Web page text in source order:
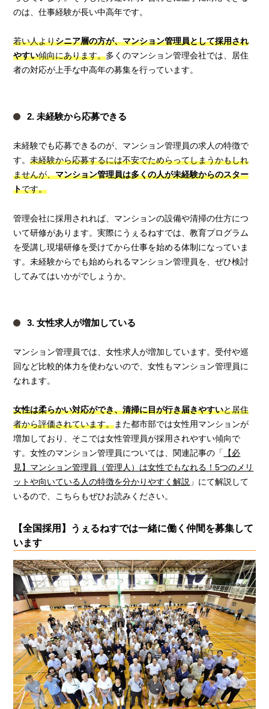
のは、仕事経験が長い中高年です。
若い人よりシニア層の方が、マンション管理員として採用され
やすい傾向にあります。多くのマンション管理会社では、居住
者の対応が上手な中高年の募集を行っています。
2. 未経験から応募できる
未経験でも応募できるのが、マンション管理員の求人の特徴で
す。未経験から応募するには不安でためらってしまうかもしれ
ませんが、マンション管理員は多くの人が未経験からのスター
トです。
管理会社に採用されれば、マンションの設備や清掃の仕方につ
いて研修があります。実際にうぇるねすでは、教育プログラム
を受講し現場研修を受けてから仕事を始める体制になっていま
す。未経験からでも始められるマンション管理員を、ぜひ検討
してみてはいかがでしょうか。
3. 女性求人が増加している
マンション管理員では、女性求人が増加しています。受付や巡
回など比較的体力を使わないので、女性もマンション管理員に
なれます。
女性は柔らかい対応ができ、清掃に目が行き届きやすいと居住
者から評価されています。また都市部では女性用マンションが
増加しており、そこでは女性管理員が採用されやすい傾向で
す。女性のマンション管理員については、関連記事の「
【必
見】マンション管理員（管理人）は女性でもなれる！5つのメリ
ットや向いている人の特徴を分かりやすく解説 」にて解説して
いるので、こちらもぜひお読みください。
【全国採用】うぇるねすでは一緒に働く仲間を募集して
います